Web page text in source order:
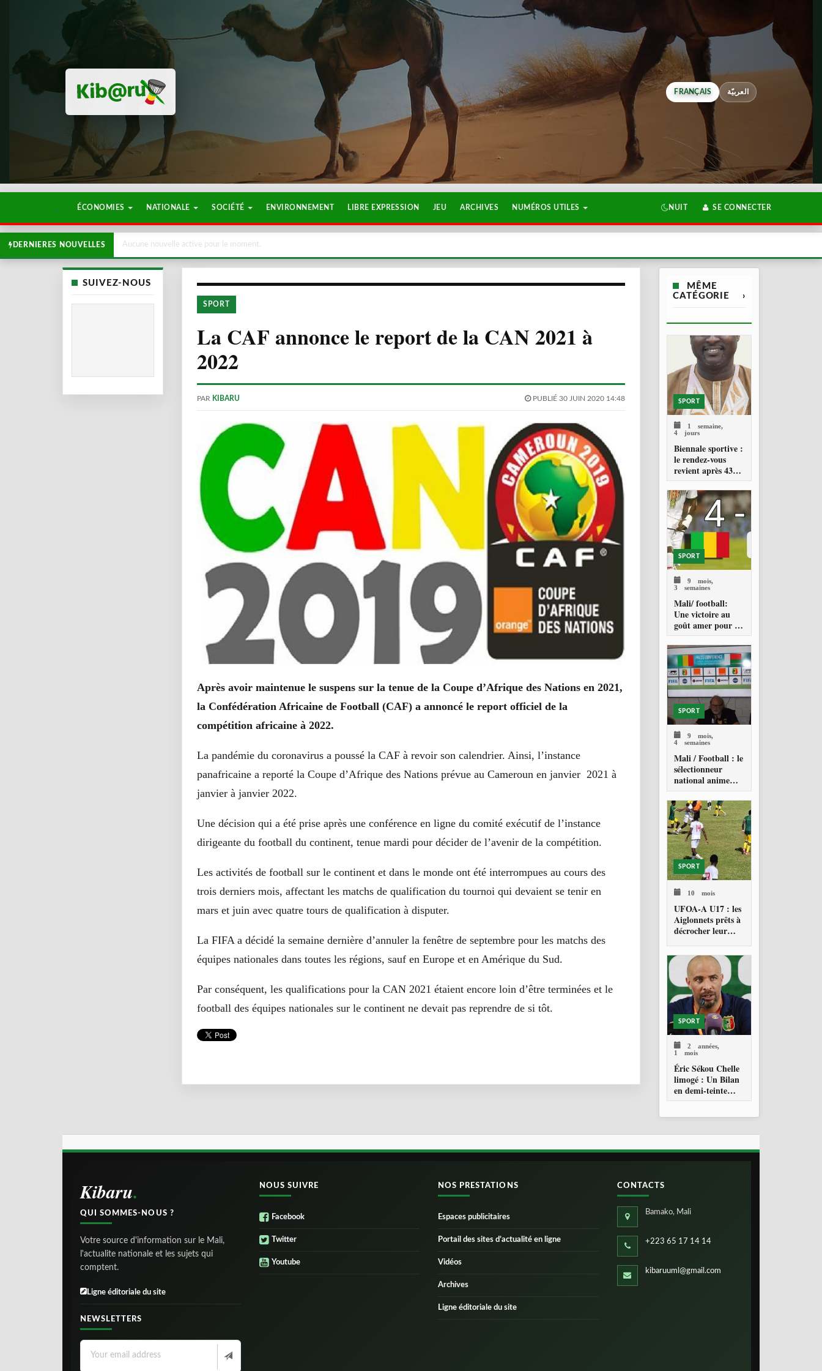
FRANÇAIS العربيّة
ÉCONOMIES NATIONALE SOCIÉTÉ ENVIRONNEMENT LIBRE EXPRESSION JEU ARCHIVES NUMÉROS UTILES NUIT SE CONNECTER
DERNIERES NOUVELLES Aucune nouvelle active pour le moment.
SUIVEZ-NOUS
SPORT
La CAF annonce le report de la CAN 2021 à
2022
PAR KIBARU PUBLIÉ 30 JUIN 2020 14:48
Après avoir maintenue le suspens sur la tenue de la Coupe d’Afrique des Nations en 2021,
la Confédération Africaine de Football (CAF) a annoncé le report officiel de la
compétition africaine à 2022.
La pandémie du coronavirus a poussé la CAF à revoir son calendrier. Ainsi, l’instance
panafricaine a reporté la Coupe d’Afrique des Nations prévue au Cameroun en janvier 2021 à
janvier à janvier 2022.
Une décision qui a été prise après une conférence en ligne du comité exécutif de l’instance
dirigeante du football du continent, tenue mardi pour décider de l’avenir de la compétition.
Les activités de football sur le continent et dans le monde ont été interrompues au cours des
trois derniers mois, affectant les matchs de qualification du tournoi qui devaient se tenir en
mars et juin avec quatre tours de qualification à disputer.
La FIFA a décidé la semaine dernière d’annuler la fenêtre de septembre pour les matchs des
équipes nationales dans toutes les régions, sauf en Europe et en Amérique du Sud.
Par conséquent, les qualifications pour la CAN 2021 étaient encore loin d’être terminées et le
football des équipes nationales sur le continent ne devait pas reprendre de si tôt.
MÊME
CATÉGORIE
›
SPORT
1 semaine,
4 jours
Biennale sportive :
le rendez-vous
revient après 43
ans
SPORT
9 mois,
3 semaines
Mali/ football:
Une victoire au
goût amer pour les
Aigles
SPORT
9 mois,
4 semaines
Mali / Football : le
sélectionneur
national anime
une conférence de
presse
SPORT
10 mois
UFOA-A U17 : les
Aiglonnets prêts à
décrocher leur
2026
SPORT
2 années,
1 mois
Éric Sékou Chelle
limogé : Un Bilan
en demi-teinte
pour les Aigles du
Kibaru
QUI SOMMES-NOUS ?
Votre source d'information sur le Mali,
l'actualite nationale et les sujets qui
comptent.
Ligne éditoriale du site
NEWSLETTERS
NOUS SUIVRE
Facebook
Twitter
Youtube
NOS PRESTATIONS
Espaces publicitaires
Portail des sites d’actualité en ligne
Vidéos
Archives
Ligne éditoriale du site
CONTACTS
Bamako, Mali
+223 65 17 14 14
kibaruuml@gmail.com